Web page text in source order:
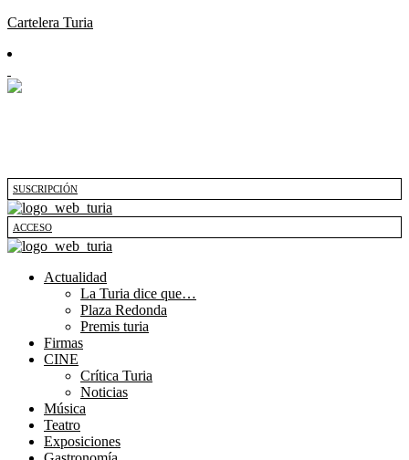
Cartelera Turia
SUSCRIPCIÓN
ACCESO
Actualidad
La Turia dice que…
Plaza Redonda
Premis turia
Firmas
CINE
Crítica Turia
Noticias
Música
Teatro
Exposiciones